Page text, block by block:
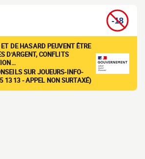
DE HASARD PEUVENT ÊTRE
D'ARGENT, CONFLITS
SUR JOUEURS-INFO-
13 13 - APPEL NON SURTAXÉ)